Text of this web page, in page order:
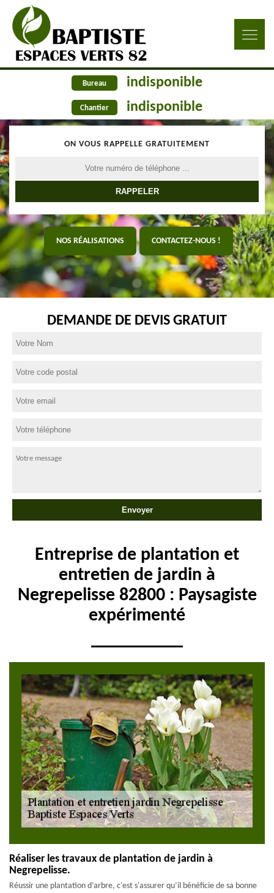
Bureau indisponible
Chantier indisponible
ON VOUS RAPPELLE GRATUITEMENT
NOS RÉALISATIONS CONTACTEZ-NOUS !
DEMANDE DE DEVIS GRATUIT
Entreprise de plantation et
entretien de jardin à
Negrepelisse 82800 : Paysagiste
expérimenté
Réaliser les travaux de plantation de jardin à
Negrepelisse.
Réussir une plantation d’arbre, c'est s'assurer qu’il bénéficie de sa bonne